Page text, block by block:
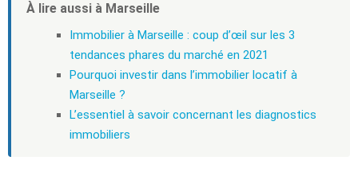
À lire aussi à Marseille
Immobilier à Marseille : coup d’œil sur les 3
tendances phares du marché en 2021
Pourquoi investir dans l’immobilier locatif à
Marseille ?
L’essentiel à savoir concernant les diagnostics
immobiliers